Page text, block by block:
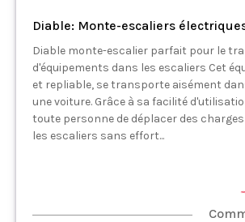
Diable: Monte-escaliers
Diable monte-escalier parfait pour le
d'équipements dans les escaliers Cet
et repliable, se transporte aisément
une voiture. Grâce à sa facilité
toute personne de déplacer des
les escaliers sans effort...